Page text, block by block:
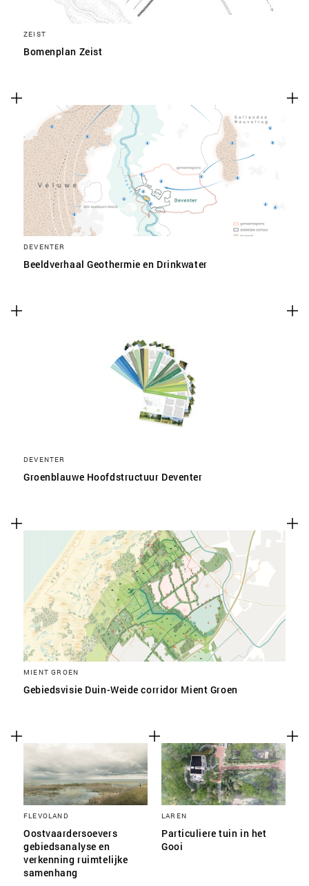
ZEIST
Bomenplan Zeist
DEVENTER
Beeldverhaal Geothermie en Drinkwater
DEVENTER
Groenblauwe Hoofdstructuur Deventer
MIENT GROEN
Gebiedsvisie Duin-Weide corridor Mient Groen
FLEVOLAND
Oostvaardersoevers
gebiedsanalyse en
verkenning ruimtelijke
samenhang
LAREN
Particuliere tuin in het
Gooi